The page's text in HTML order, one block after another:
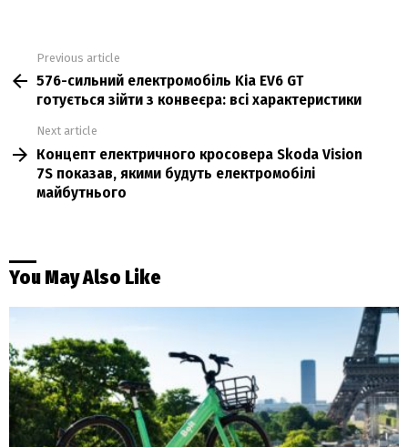
more
Previous article
576-сильний електромобіль Kia EV6 GT
готується зійти з конвеєра: всі характеристики
Next article
Концепт електричного кросовера Skoda Vision
7S показав, якими будуть електромобілі
майбутнього
You May Also Like